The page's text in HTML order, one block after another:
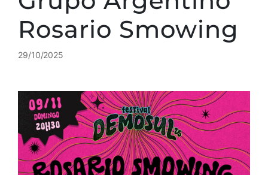
Rosario Smowing
29/10/2025